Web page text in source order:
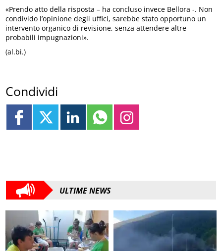
«Prendo atto della risposta – ha concluso invece Bellora -. Non
condivido l’opinione degli uffici, sarebbe stato opportuno un
intervento organico di revisione, senza attendere altre
probabili impugnazioni».
(al.bi.)
Condividi
ULTIME NEWS